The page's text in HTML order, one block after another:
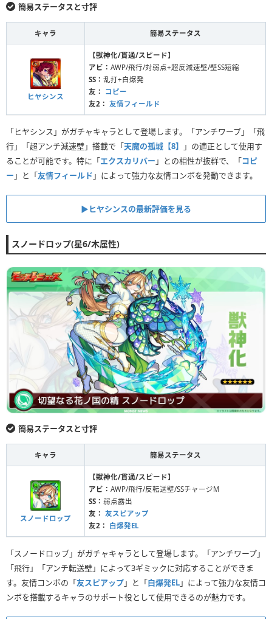
簡易ステータスと寸評
キャラ 簡易ステータス
ヒヤシンス
【獣神化/貫通/スピード】
アビ： AWP/飛行/対弱点+超反減速壁/壁SS短縮
SS： 乱打+白爆発
友： コピー
友2： 友情フィールド
「ヒヤシンス」がガチャキャラとして登場します。「アンチワープ」「飛
行」「超アンチ減速壁」搭載で「天魔の孤城【8】
」の適正として使用す
ることが可能です。特に「エクスカリバー 」との相性が抜群で、「コピ
ー 」と「友情フィールド 」によって強力な友情コンボを発動できます。
▶︎ヒヤシンスの最新評価を見る
スノードロップ(星6/木属性)
簡易ステータスと寸評
キャラ 簡易ステータス
スノードロップ
【獣神化/貫通/スピード】
アビ： AWP/飛行/反転送壁/SSチャージM
SS： 弱点露出
友： 友スピアップ
友2： 白爆発EL
「スノードロップ」がガチャキャラとして登場します。「アンチワープ」
「飛行」「アンチ転送壁」によって3ギミックに対応することができま
す。友情コンボの「友スピアップ」と「白爆発EL」によって強力な友情コ
ンボを搭載するキャラのサポート役として使用できるのが魅力です。